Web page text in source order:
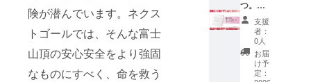
険が潜んでいます。ネクス
トゴールでは、そんな富士
山頂の安心安全をより強固
なものにすべく、命を救う
エム放
送）
ポッド
キャス
ト
「KIKU
RA」 番
れにな
りま
す。 お
届けま
での時
間は、
打ち合
サイ
ズ：
652✕91
0mm
（厚
み：
25mm
スの側
面にお
名前を
記載致
します
・掲載
期間：
つ。橘
ナオキ
描き下
ろし
アート
作品（
Mサイ
支援
者：
0人
お届
け予
定：